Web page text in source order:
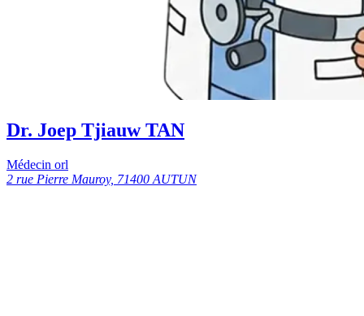
Dr. Joep Tjiauw TAN
Médecin orl
2 rue Pierre Mauroy, 71400 AUTUN